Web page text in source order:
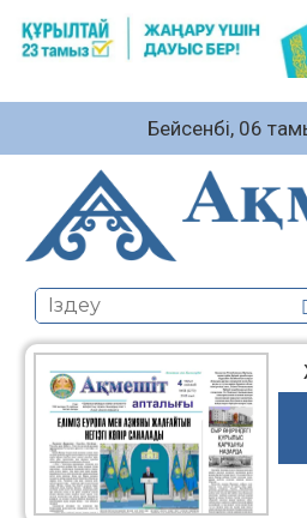
Бейсенбі, 06